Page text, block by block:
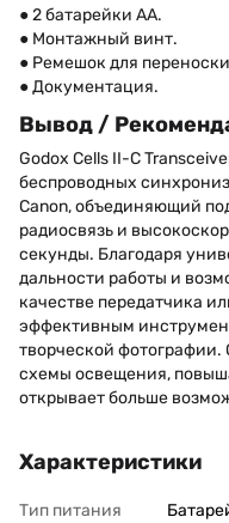
● 2 батарейки AA.
● Монтажный винт.
● Ремешок для
● Документация.
Вывод /
Godox Cells II-C
беспроводных
Canon, объединяющий
радиосвязь и
секунды. Благодаря
дальности работы и
качестве передатчика
эффективным
творческой фотографии.
схемы освещения,
открывает больше
Характеристики
Тип питания